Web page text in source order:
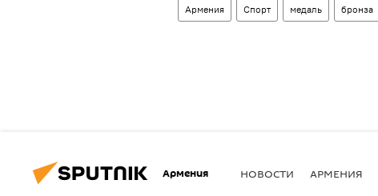
Армения Спорт медаль бронза
Армения НОВОСТИ АРМЕНИЯ